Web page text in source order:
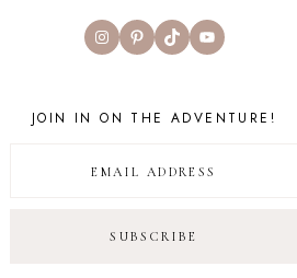
InstagramPinterest
TikTokYouTube
JOIN IN ON THE ADVENTURE!